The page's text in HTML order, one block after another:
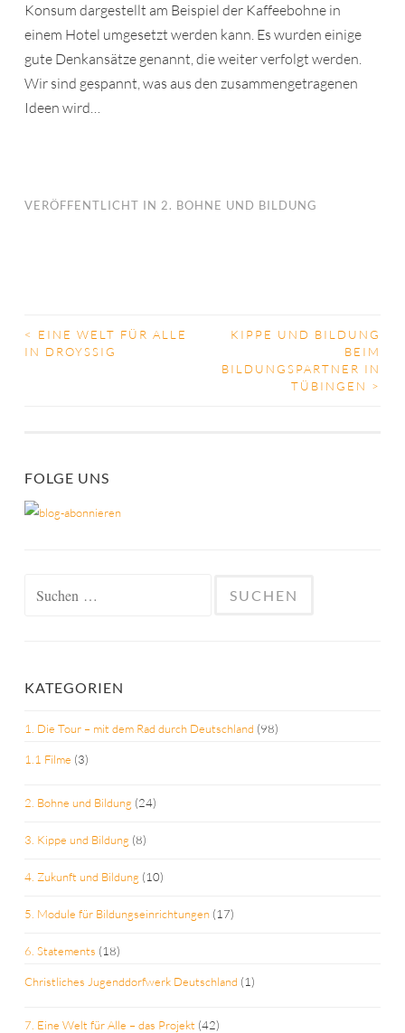
Konsum dargestellt am Beispiel der Kaffeebohne in
einem Hotel umgesetzt werden kann. Es wurden einige
gute Denkansätze genannt, die weiter verfolgt werden.
Wir sind gespannt, was aus den zusammengetragenen
Ideen wird…
VERÖFFENTLICHT IN 2. BOHNE UND BILDUNG
BEITRAGS-
<
EINE WELT FÜR ALLE
IN DROYSSIG
KIPPE UND BILDUNG
BEIM
BILDUNGSPARTNER IN
TÜBINGEN >
FOLGE UNS
KATEGORIEN
1. Die Tour – mit dem Rad durch Deutschland (98)
1.1 Filme (3)
2. Bohne und Bildung (24)
3. Kippe und Bildung (8)
4. Zukunft und Bildung (10)
5. Module für Bildungseinrichtungen (17)
6. Statements (18)
Christliches Jugenddorfwerk Deutschland (1)
7. Eine Welt für Alle – das Projekt (42)